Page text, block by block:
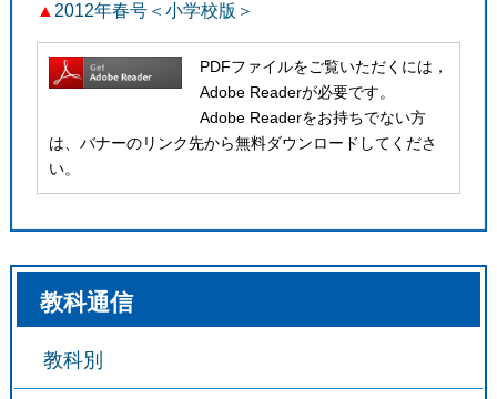
▲ 2012年春号＜小学校版＞
PDFファイルをご覧いただくには，
Adobe Readerが必要です。
Adobe Readerをお持ちでない方
は、バナーのリンク先から無料ダウンロードしてくださ
い。
教科通信
教科別